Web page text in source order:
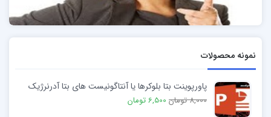
نمونه محصولات
پاورپوینت بتا بلوکرها یا آنتاگونیست های بتا آدرنرژیک
8,000 تومان 6,500 تومان